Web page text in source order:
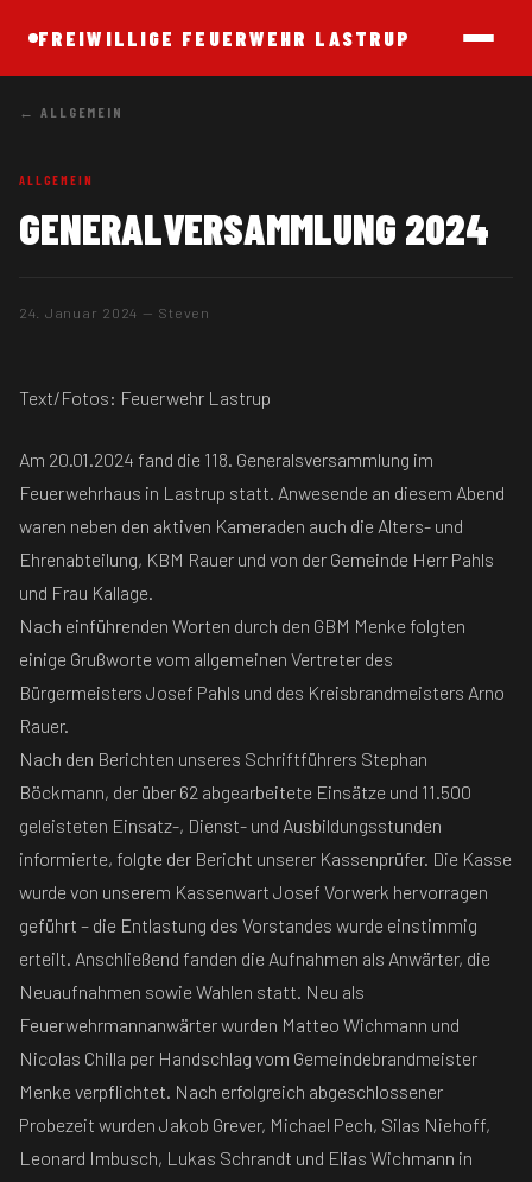
FREIWILLIGE FEUERWEHR LASTRUP
← ALLGEMEIN
ALLGEMEIN
GENERALVERSAMMLUNG 2024
24. Januar 2024 — Steven
Text/Fotos: Feuerwehr Lastrup
Am 20.01.2024 fand die 118. Generalsversammlung im
Feuerwehrhaus in Lastrup statt. Anwesende an diesem Abend
waren neben den aktiven Kameraden auch die Alters- und
Ehrenabteilung, KBM Rauer und von der Gemeinde Herr Pahls
und Frau Kallage.
Nach einführenden Worten durch den GBM Menke folgten
einige Grußworte vom allgemeinen Vertreter des
Bürgermeisters Josef Pahls und des Kreisbrandmeisters Arno
Rauer.
Nach den Berichten unseres Schriftführers Stephan
Böckmann, der über 62 abgearbeitete Einsätze und 11.500
geleisteten Einsatz-, Dienst- und Ausbildungsstunden
informierte, folgte der Bericht unserer Kassenprüfer. Die Kasse
wurde von unserem Kassenwart Josef Vorwerk hervorragen
geführt – die Entlastung des Vorstandes wurde einstimmig
erteilt. Anschließend fanden die Aufnahmen als Anwärter, die
Neuaufnahmen sowie Wahlen statt. Neu als
Feuerwehrmannanwärter wurden Matteo Wichmann und
Nicolas Chilla per Handschlag vom Gemeindebrandmeister
Menke verpflichtet. Nach erfolgreich abgeschlossener
Probezeit wurden Jakob Grever, Michael Pech, Silas Niehoff,
Leonard Imbusch, Lukas Schrandt und Elias Wichmann in